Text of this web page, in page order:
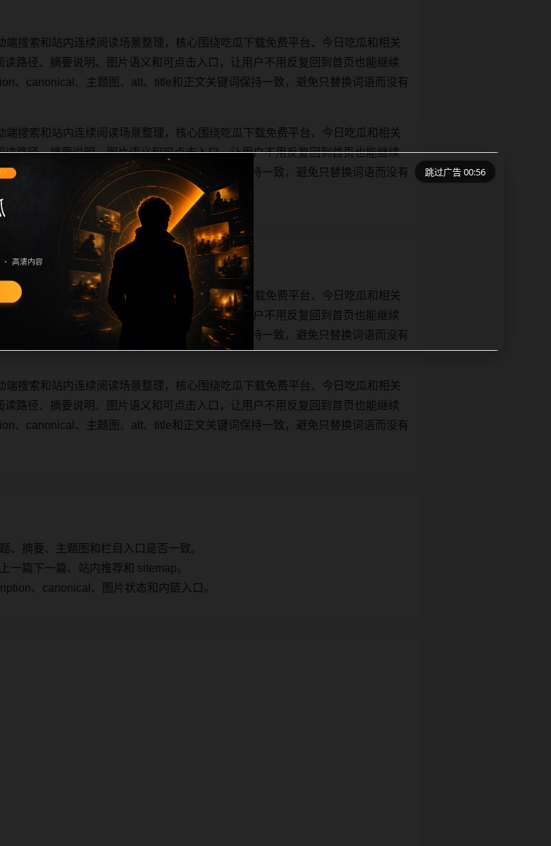
搜索和站内连续阅读场景整理，核心围绕吃瓜下载免费平台、今日吃瓜和相关
路径、摘要说明、图片语义和可点击入口，让用户不用反复回到首页也能继续
、canonical、主题图、alt、title和正文关键词保持一致，避免只替换词语而没有
搜索和站内连续阅读场景整理，核心围绕吃瓜下载免费平台、今日吃瓜和相关
路径、摘要说明、图片语义和可点击入口，让用户不用反复回到首页也能继续
、canonical、主题图、alt、title和正文关键词保持一致，避免只替换词语而没有
搜索和站内连续阅读场景整理，核心围绕吃瓜下载免费平台、今日吃瓜和相关
路径、摘要说明、图片语义和可点击入口，让用户不用反复回到首页也能继续
、canonical、主题图、alt、title和正文关键词保持一致，避免只替换词语而没有
搜索和站内连续阅读场景整理，核心围绕吃瓜下载免费平台、今日吃瓜和相关
路径、摘要说明、图片语义和可点击入口，让用户不用反复回到首页也能继续
、canonical、主题图、alt、title和正文关键词保持一致，避免只替换词语而没有
、摘要、主题图和栏目入口是否一致。
一篇下一篇、站内推荐和 sitemap。
、canonical、图片状态和内链入口。
跳过广告 00:55